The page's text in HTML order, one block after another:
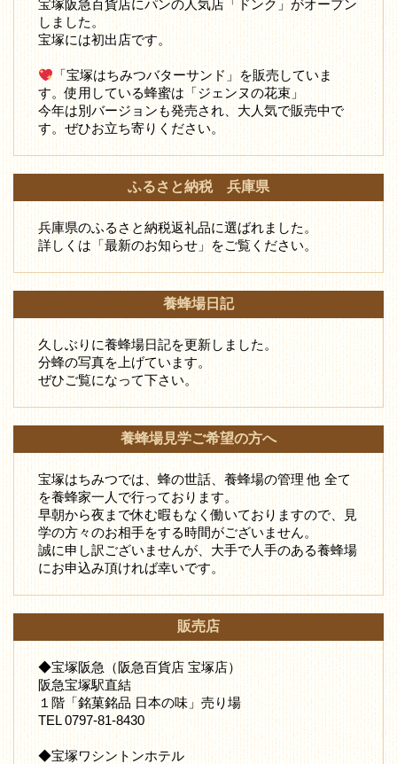
宝塚阪急百貨店にパンの人気店「ドンク」がオープン
しました。
宝塚には初出店です。
「宝塚はちみつバターサンド」を販売していま
す。使用している蜂蜜は「ジェンヌの花束」
今年は別バージョンも発売され、大人気で販売中で
す。ぜひお立ち寄りください。
ふるさと納税 兵庫県
兵庫県のふるさと納税返礼品に選ばれました。
詳しくは「最新のお知らせ」をご覧ください。
養蜂場日記
久しぶりに養蜂場日記を更新しました。
分蜂の写真を上げています。
ぜひご覧になって下さい。
養蜂場見学ご希望の方へ
宝塚はちみつでは、蜂の世話、養蜂場の管理 他 全て
を養蜂家一人で行っております。
早朝から夜まで休む暇もなく働いておりますので、見
学の方々のお相手をする時間がございません。
誠に申し訳ございませんが、大手で人手のある養蜂場
にお申込み頂ければ幸いです。
販売店
◆宝塚阪急（阪急百貨店 宝塚店）
阪急宝塚駅直結
１階「銘菓銘品 日本の味」売り場
TEL 0797-81-8430
◆宝塚ワシントンホテル